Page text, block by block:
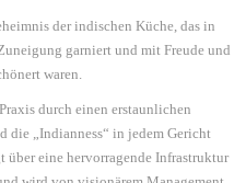
der indischen Küche, das in
garniert und mit Freude und
waren.
durch einen erstaunlichen
die „Indianness“ in jedem Gericht
über eine hervorragende Infrastruktur